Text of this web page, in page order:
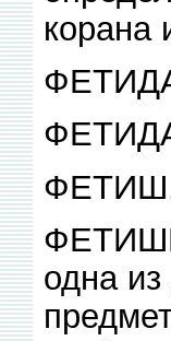
корана
ФЕТИШ,
одна